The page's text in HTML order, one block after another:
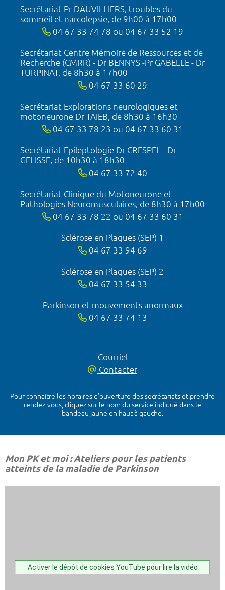
Secrétariat Pr DAUVILLIERS, troubles du
sommeil et narcolepsie, de 9h00 à 17h00
04 67 33 74 78 ou 04 67 33 52 19
Secrétariat Centre Mémoire de Ressources et de
Recherche (CMRR) - Dr BENNYS -Pr GABELLE - Dr
TURPINAT, de 8h30 à 17h00
04 67 33 60 29
Secrétariat Explorations neurologiques et
motoneurone Dr TAIEB, de 8h30 à 16h30
04 67 33 78 23 ou 04 67 33 60 31
Secrétariat Epileptologie Dr CRESPEL - Dr
GELISSE, de 10h30 à 18h30
04 67 33 72 40
Secrétariat Clinique du Motoneurone et
Pathologies Neuromusculaires, de 8h30 à 17h00
04 67 33 78 22 ou 04 67 33 60 31
Sclérose en Plaques (SEP) 1
04 67 33 94 69
Sclérose en Plaques (SEP) 2
04 67 33 54 33
Parkinson et mouvements anormaux
04 67 33 74 13
Courriel
Contacter
Pour connaître les horaires d’ouverture des secrétariats et prendre
rendez-vous, cliquez sur le nom du service indiqué dans le
bandeau jaune en haut à gauche.
Mon PK et moi : Ateliers pour les patients
atteints de la maladie de Parkinson
Activer le dépôt de cookies YouTube pour lire la vidéo